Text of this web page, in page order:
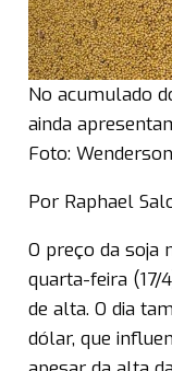
No acumulado
ainda
Foto:
Por Raphael
O preço da soja
quarta-feira (17/
de alta. O dia
dólar, que